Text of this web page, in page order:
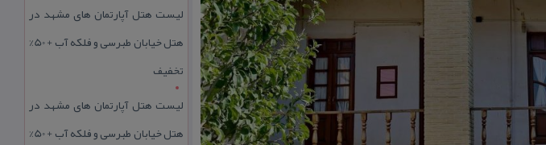
لیست هتل آپارتمان های مشهد در
هتل خیابان طبرسی و فلکه آب + 50%
تخفیف
لیست هتل آپارتمان های مشهد در
هتل خیابان طبرسی و فلکه آب + 50%